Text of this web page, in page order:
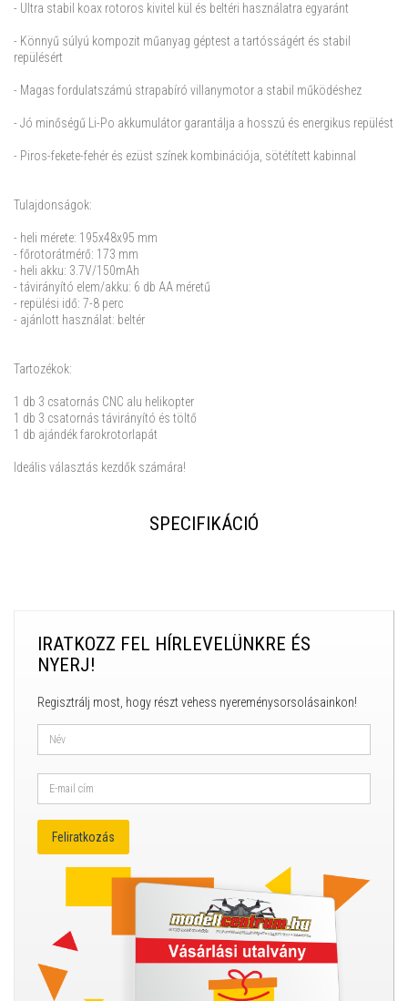
- Ultra stabil koax rotoros kivitel kül és beltéri használatra egyaránt
- Könnyű súlyú kompozit műanyag géptest a tartósságért és stabil
repülésért
- Magas fordulatszámú strapabíró villanymotor a stabil működéshez
- Jó minőségű Li-Po akkumulátor garantálja a hosszú és energikus repülést
- Piros-fekete-fehér és ezüst színek kombinációja, sötétített kabinnal
Tulajdonságok:
- heli mérete: 195x48x95 mm
- főrotorátmérő: 173 mm
- heli akku: 3.7V/150mAh
- távirányító elem/akku: 6 db AA méretű
- repülési idő: 7-8 perc
- ajánlott használat: beltér
Tartozékok:
1 db 3 csatornás CNC alu helikopter
1 db 3 csatornás távirányító és töltő
1 db ajándék farokrotorlapát
Ideális választás kezdők számára!
SPECIFIKÁCIÓ
IRATKOZZ FEL HÍRLEVELÜNKRE ÉS
NYERJ!
Regisztrálj most, hogy részt vehess nyereménysorsolásainkon!